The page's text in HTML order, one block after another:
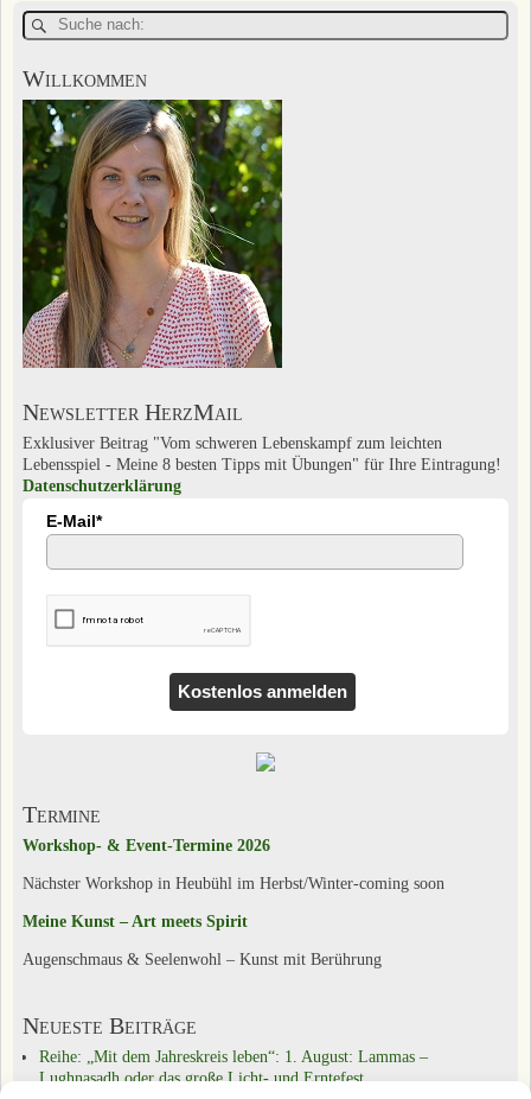
Willkommen
Newsletter HerzMail
Exklusiver Beitrag "Vom schweren Lebenskampf zum leichten
Lebensspiel - Meine 8 besten Tipps mit Übungen" für Ihre Eintragung!
Datenschutzerklärung
E-Mail*
Kostenlos anmelden
Termine
Workshop- & Event-Termine 2026
Nächster Workshop in Heubühl im Herbst/Winter-coming soon
Meine Kunst – Art meets Spirit
Augenschmaus & Seelenwohl – Kunst mit Berührung
Neueste Beiträge
Reihe: „Mit dem Jahreskreis leben“: 1. August: Lammas –
Lughnasadh oder das große Licht- und Erntefest